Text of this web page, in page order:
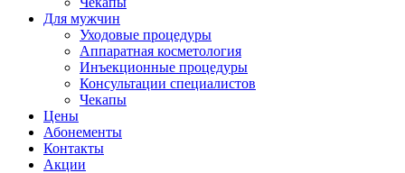
Для мужчин
Уходовые процедуры
Аппаратная косметология
Инъекционные процедуры
Консультации специалистов
Чекапы
Цены
Абонементы
Контакты
Акции